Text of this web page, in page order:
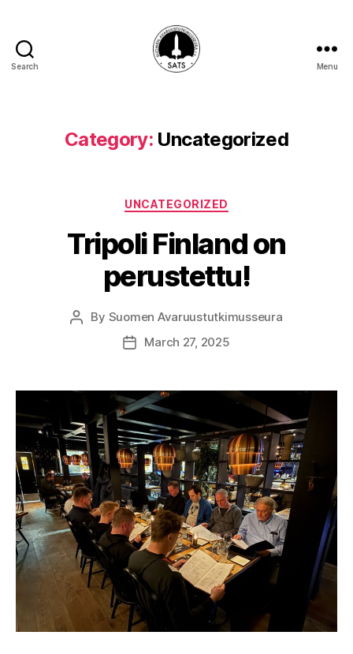
Search Menu
Category: Uncategorized
Categories
UNCATEGORIZED
Tripoli Finland on
perustettu!
Post
By Suomen Avaruustutkimusseura
PostMarch 27, 2025